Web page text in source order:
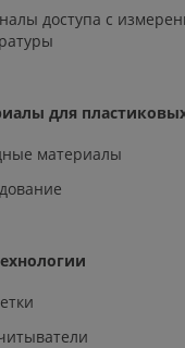
доступа с
для
материалы